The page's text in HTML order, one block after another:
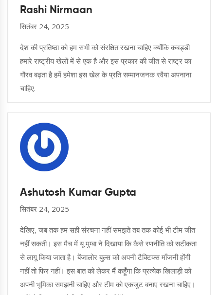
Rashi Nirmaan
सितंबर 24, 2025
देश की प्रतिष्ठा को हम सभी को संरक्षित रखना चाहिए क्योंकि कबड्डी
हमारे राष्ट्रीय खेलों में से एक है और इस प्रकार की जीत से राष्ट्र का
गौरव बढ़ता है हमें हमेशा इस खेल के प्रति सम्मानजनक रवैया अपनाना
चाहिए.
Ashutosh Kumar Gupta
सितंबर 24, 2025
देखिए, जब तक हम सही संरचना नहीं समझते तब तक कोई भी टीम जीत
नहीं सकती। इस मैच में यू मुम्बा ने दिखाया कि कैसे रणनीति को सटीकता
से लागू किया जाता है। बेंजालोर बुल्स को अपनी टैक्टिक्स माँजनी होंगी
नहीं तो फिर नहीं। इस बात को लेकर मैं कहूँगा कि प्रत्येक खिलाड़ी को
अपनी भूमिका समझनी चाहिए और टीम को एकजुट बनाए रखना चाहिए।